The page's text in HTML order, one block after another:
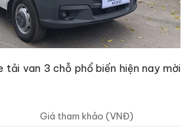
tải van 3 chỗ phổ biến hiện nay mời
Giá tham khảo (VNĐ)